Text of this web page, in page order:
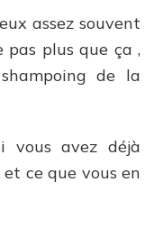
assez souvent
pas plus que ça ,
de la
vous avez déjà
ce que vous en